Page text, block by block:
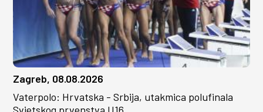
Zagreb, 08.08.2026
Vaterpolo: Hrvatska - Srbija, utakmica polufinala